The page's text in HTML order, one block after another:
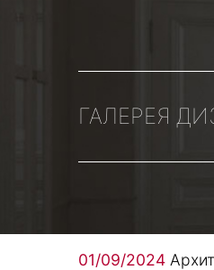
ГАЛЕРЕЯ
01/09/2024